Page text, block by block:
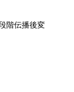
階伝播後変